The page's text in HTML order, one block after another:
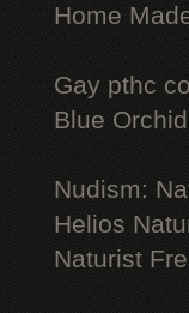
Home
Gay рthс
Blue
Nudism:
Helios
Naturist